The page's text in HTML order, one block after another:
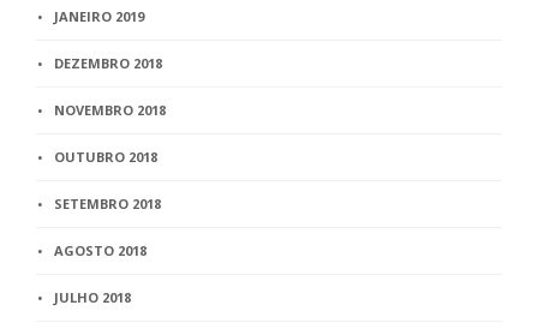
JANEIRO 2019
DEZEMBRO 2018
NOVEMBRO 2018
OUTUBRO 2018
SETEMBRO 2018
AGOSTO 2018
JULHO 2018